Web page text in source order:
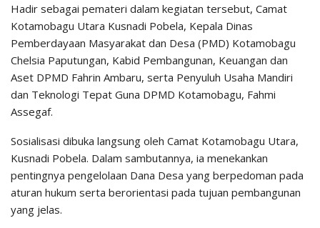
Hadir sebagai pemateri dalam kegiatan tersebut, Camat
Kotamobagu Utara Kusnadi Pobela, Kepala Dinas
Pemberdayaan Masyarakat dan Desa (PMD) Kotamobagu
Chelsia Paputungan, Kabid Pembangunan, Keuangan dan
Aset DPMD Fahrin Ambaru, serta Penyuluh Usaha Mandiri
dan Teknologi Tepat Guna DPMD Kotamobagu, Fahmi
Assegaf.
Sosialisasi dibuka langsung oleh Camat Kotamobagu Utara,
Kusnadi Pobela. Dalam sambutannya, ia menekankan
pentingnya pengelolaan Dana Desa yang berpedoman pada
aturan hukum serta berorientasi pada tujuan pembangunan
yang jelas.